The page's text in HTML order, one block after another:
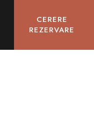
CERERE
REZERVARE